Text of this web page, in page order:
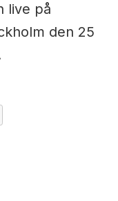
live på
den 25